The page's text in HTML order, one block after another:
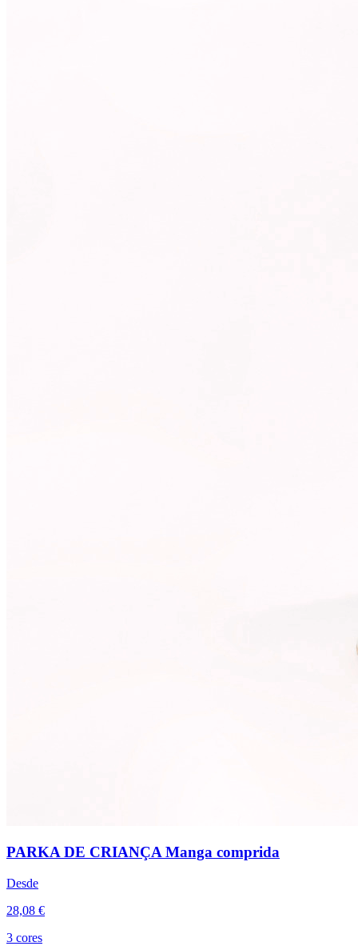
PARKA DE CRIANÇA Manga comprida
Desde
28,08 €
3 cores